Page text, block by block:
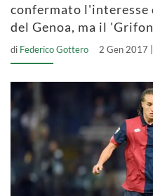
confermato
del Genoa, ma il
di Federico Gottero 2 Gen 2017